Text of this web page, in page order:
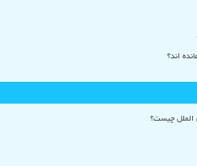
اند؟